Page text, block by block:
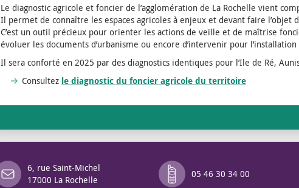
Le diagnostic agricole et foncier de l’agglomération de La Rochelle vient
Il permet de connaître les espaces agricoles à enjeux et devant faire l’objet
C’est un outil précieux pour orienter les actions de veille et de maîtrise
évoluer les documents d’urbanisme ou encore d’intervenir pour
Il sera conforté en 2025 par des diagnostics identiques pour l’Ile de Ré,
Consultez le diagnostic du foncier agricole du territoire
6, rue Saint-Michel
17000 La Rochelle
05 46 30 34 00